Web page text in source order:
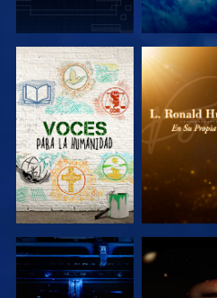
EXPLORA LAS
SERIES
EXPLORA LAS